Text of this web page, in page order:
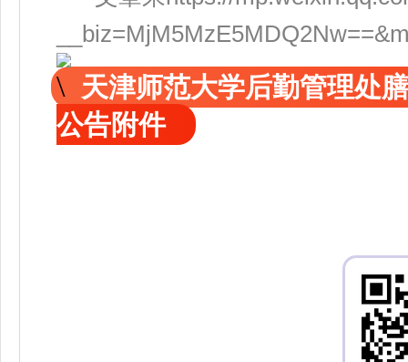
天津师范大学后勤管理处
公告附件